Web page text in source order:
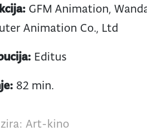
GFM Animation,
Animation Co., Ltd
Editus
82 min.
Art-kino